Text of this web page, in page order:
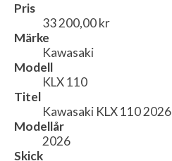
Pris
33 200,00 kr
Märke
Kawasaki
Modell
KLX 110
Titel
Kawasaki KLX 110 2026
Modellår
2026
Skick